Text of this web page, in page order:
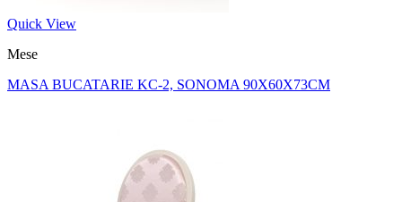
Quick View
Mese
MASA BUCATARIE KC-2, SONOMA 90X60X73CM